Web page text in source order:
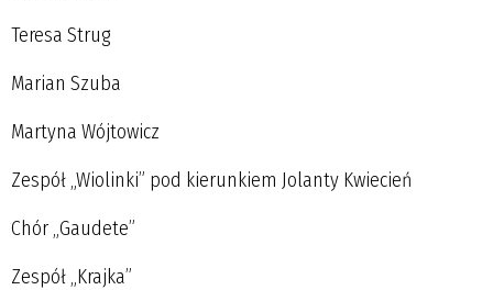
Teresa Strug
Marian Szuba
Martyna Wójtowicz
Zespół „Wiolinki” pod kierunkiem Jolanty Kwiecień
Chór „Gaudete”
Zespół „Krajka”